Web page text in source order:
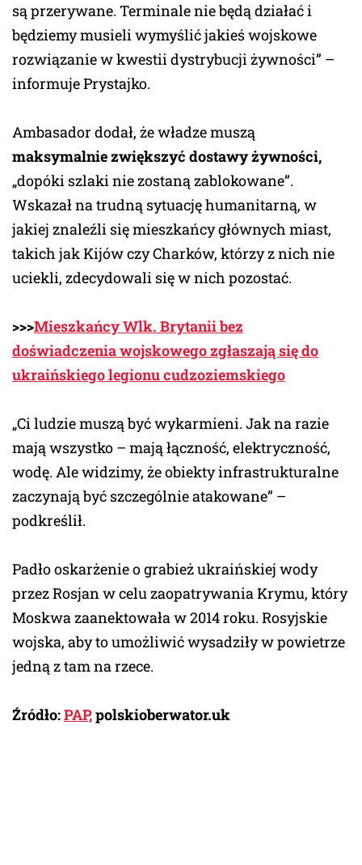
są przerywane. Terminale nie będą działać i
będziemy musieli wymyślić jakieś wojskowe
rozwiązanie w kwestii dystrybucji żywności” –
informuje Prystajko.
Ambasador dodał, że władze muszą
maksymalnie zwiększyć dostawy żywności,
„dopóki szlaki nie zostaną zablokowane”.
Wskazał na trudną sytuację humanitarną, w
jakiej znaleźli się mieszkańcy głównych miast,
takich jak Kijów czy Charków, którzy z nich nie
uciekli, zdecydowali się w nich pozostać.
>>>Mieszkańcy Wlk. Brytanii bez
doświadczenia wojskowego zgłaszają się do
ukraińskiego legionu cudzoziemskiego
„Ci ludzie muszą być wykarmieni. Jak na razie
mają wszystko – mają łączność, elektryczność,
wodę. Ale widzimy, że obiekty infrastrukturalne
zaczynają być szczególnie atakowane” –
podkreślił.
Padło oskarżenie o grabież ukraińskiej wody
przez Rosjan w celu zaopatrywania Krymu, który
Moskwa zaanektowała w 2014 roku. Rosyjskie
wojska, aby to umożliwić wysadziły w powietrze
jedną z tam na rzece.
Źródło:PAP,polskioberwator.uk